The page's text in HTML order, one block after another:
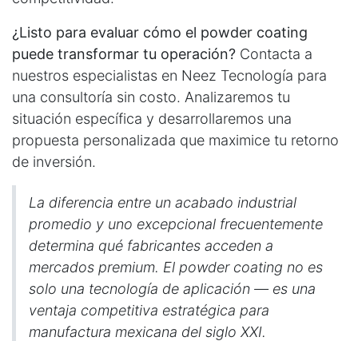
¿Listo para evaluar cómo el powder coating
puede transformar tu operación? Contacta a
nuestros especialistas en Neez Tecnología para
una consultoría sin costo. Analizaremos tu
situación específica y desarrollaremos una
propuesta personalizada que maximice tu retorno
de inversión.
La diferencia entre un acabado industrial
promedio y uno excepcional frecuentemente
determina qué fabricantes acceden a
mercados premium. El powder coating no es
solo una tecnología de aplicación — es una
ventaja competitiva estratégica para
manufactura mexicana del siglo XXI.